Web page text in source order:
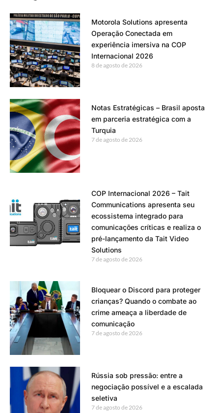
Motorola Solutions apresenta
Operação Conectada em
experiência imersiva na COP
Internacional 2026
8 de agosto de 2026
Notas Estratégicas – Brasil aposta
em parceria estratégica com a
Turquia
7 de agosto de 2026
COP Internacional 2026 – Tait
Communications apresenta seu
ecossistema integrado para
comunicações críticas e realiza o
pré-lançamento da Tait Video
Solutions
7 de agosto de 2026
Bloquear o Discord para proteger
crianças? Quando o combate ao
crime ameaça a liberdade de
comunicação
7 de agosto de 2026
Rússia sob pressão: entre a
negociação possível e a escalada
seletiva
7 de agosto de 2026